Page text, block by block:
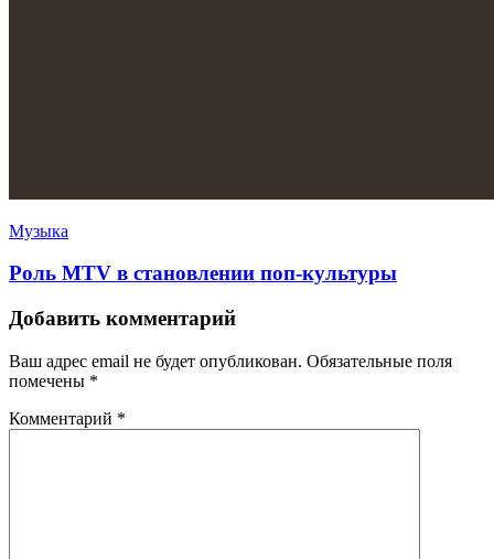
Музыка
Роль MTV в становлении поп-культуры
Добавить комментарий
Ваш адрес email не будет опубликован. Обязательные поля
помечены *
Комментарий *